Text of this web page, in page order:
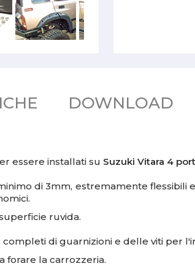
DOWNLOAD
essere installati su Suzuki Vitara 4
di 3mm, estremamente
ruvida.
di guarnizioni e delle viti per
forare la carrozzeria.